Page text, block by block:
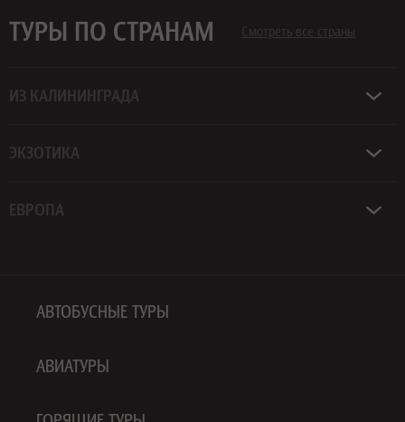
ТУРЫ ПО СТРАНАМ Смотреть все страны
ИЗ КАЛИНИНГРАДА
ЭКЗОТИКА
ЕВРОПА
АВТОБУСНЫЕ ТУРЫ
АВИАТУРЫ